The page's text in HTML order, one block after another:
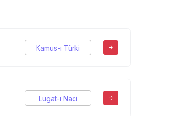
Kamus-ı Türki
Lugat-ı Naci